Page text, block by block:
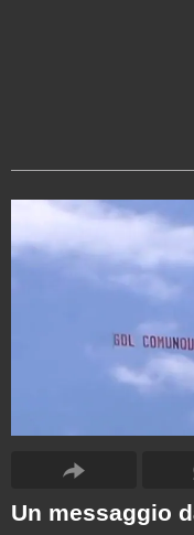
Un messaggio